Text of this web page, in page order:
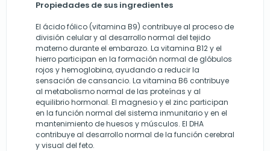
Propiedades de sus ingredientes
El ácido fólico (vitamina B9) contribuye al proceso de
división celular y al desarrollo normal del tejido
materno durante el embarazo. La vitamina B12 y el
hierro participan en la formación normal de glóbulos
rojos y hemoglobina, ayudando a reducir la
sensación de cansancio. La vitamina B6 contribuye
al metabolismo normal de las proteínas y al
equilibrio hormonal. El magnesio y el zinc participan
en la función normal del sistema inmunitario y en el
mantenimiento de huesos y músculos. El DHA
contribuye al desarrollo normal de la función cerebral
y visual del feto.